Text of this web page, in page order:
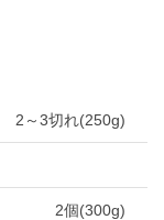
2～3切れ(250g)
2個(300g)